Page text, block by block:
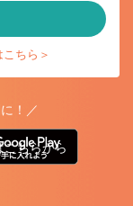
ちら＞
！／
こちらから